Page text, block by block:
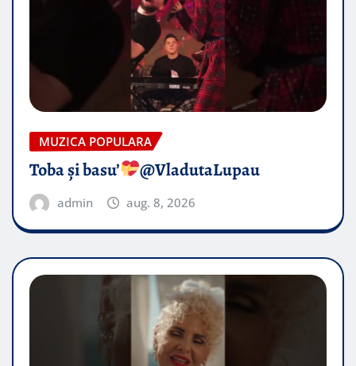
MUZICA POPULARA
Toba și basu’ @VladutaLupau
admin aug. 8, 2026